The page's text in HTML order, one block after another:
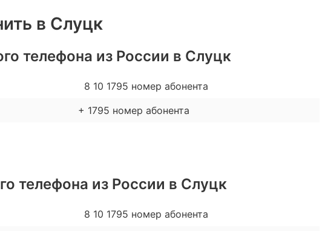
в Слуцк
телефона из России в Слуцк
8 10 1795 номер абонента
+ 1795 номер абонента
телефона из России в Слуцк
8 10 1795 номер абонента